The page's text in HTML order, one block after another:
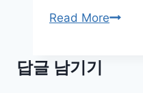
Read More하
답글 남기기